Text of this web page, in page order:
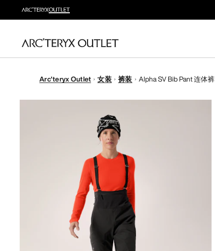
Arc'teryx Outlet 女装 裤装 Alpha SV Bib Pant 连体裤